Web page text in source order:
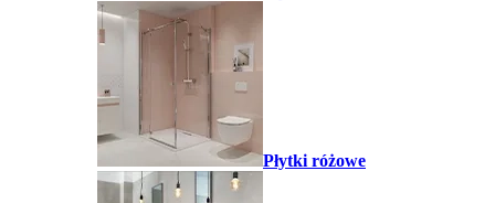
Płytki różowe